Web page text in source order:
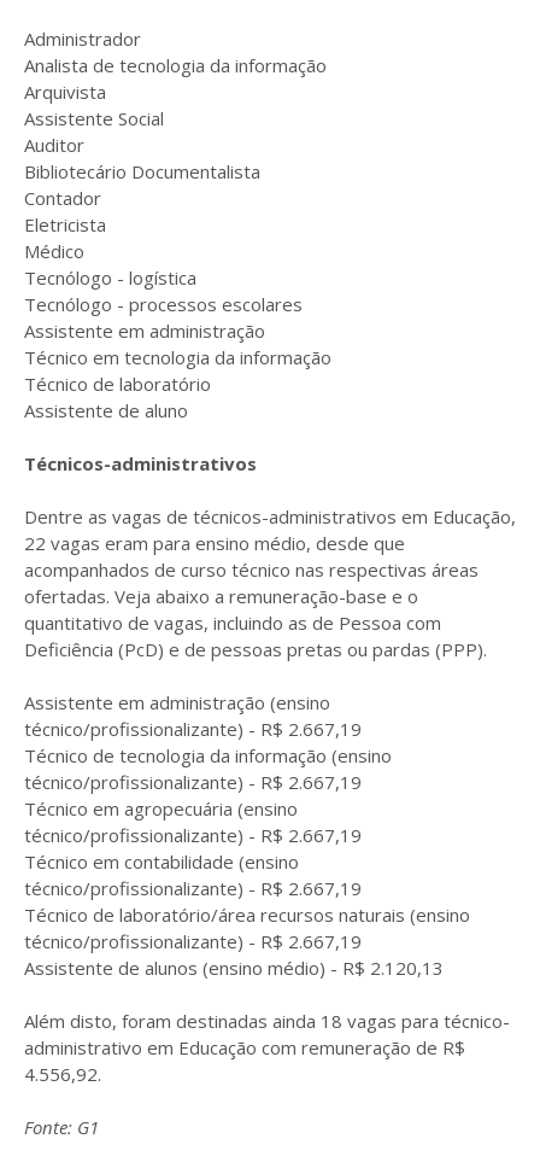
Administrador
Analista de tecnologia da informação
Arquivista
Assistente Social
Auditor
Bibliotecário Documentalista
Contador
Eletricista
Médico
Tecnólogo - logística
Tecnólogo - processos escolares
Assistente em administração
Técnico em tecnologia da informação
Técnico de laboratório
Assistente de aluno
Técnicos-administrativos
Dentre as vagas de técnicos-administrativos em Educação,
22 vagas eram para ensino médio, desde que
acompanhados de curso técnico nas respectivas áreas
ofertadas. Veja abaixo a remuneração-base e o
quantitativo de vagas, incluindo as de Pessoa com
Deficiência (PcD) e de pessoas pretas ou pardas (PPP).
Assistente em administração (ensino
técnico/profissionalizante) - R$ 2.667,19
Técnico de tecnologia da informação (ensino
técnico/profissionalizante) - R$ 2.667,19
Técnico em agropecuária (ensino
técnico/profissionalizante) - R$ 2.667,19
Técnico em contabilidade (ensino
técnico/profissionalizante) - R$ 2.667,19
Técnico de laboratório/área recursos naturais (ensino
técnico/profissionalizante) - R$ 2.667,19
Assistente de alunos (ensino médio) - R$ 2.120,13
Além disto, foram destinadas ainda 18 vagas para técnico-
administrativo em Educação com remuneração de R$
4.556,92.
Fonte: G1